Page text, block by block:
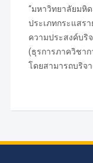
“มหาวิทยาลัยมหิ
ประเภทกระแสร
ความประสงค์บริ
(ธุรการภาควิชาก
โดยสามารถบริจา